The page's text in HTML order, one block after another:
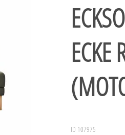
ECKE
ID 107975